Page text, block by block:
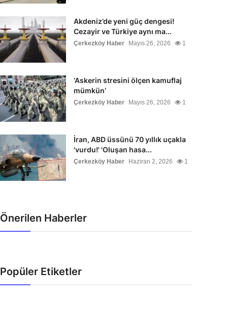
Akdeniz’de yeni güç dengesi!
Cezayir ve Türkiye aynı ma...
Çerkezköy Haber Mayıs 26, 2026 1
‘Askerin stresini ölçen kamuflaj
mümkün’
Çerkezköy Haber Mayıs 26, 2026 1
İran, ABD üssünü 70 yıllık uçakla
'vurdu!' 'Oluşan hasa...
Çerkezköy Haber Haziran 2, 2026 1
Önerilen Haberler
Popüler Etiketler